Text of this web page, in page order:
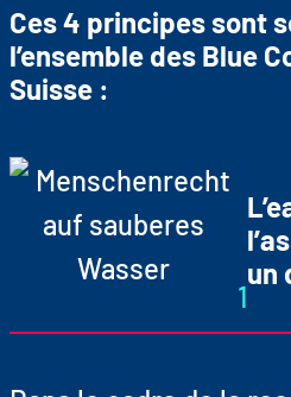
Ces 4 principes sont
l’ensemble des Blue
Suisse :
1
un